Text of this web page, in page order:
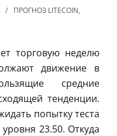
ПРОГНОЗ LITECOIN,
торговую неделю
движение в
средние
тенденции.
попытку теста
23.50. Откуда